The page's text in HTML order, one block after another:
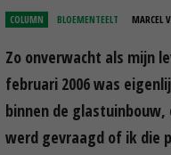
COLUMN BLOEMENTEELT MARCEL
Zo onverwacht als mijn
februari 2006 was
binnen de
werd gevraagd of ik die